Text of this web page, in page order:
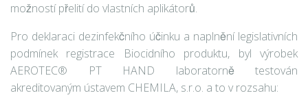
možností přelití do vlastních aplikátorů.
Pro deklaraci dezinfekčního účinku a naplnění legislativních
podmínek registrace Biocidního produktu, byl výrobek
AEROTEC® PT HAND laboratorně testován
akreditovaným ústavem CHEMILA, s.r.o. a to v rozsahu: